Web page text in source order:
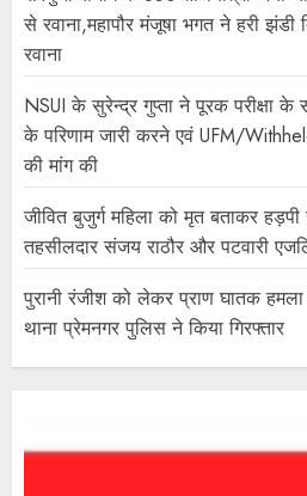
से रवाना,महापौर मंजूषा भगत ने हरी
रवाना
NSUI के सुरेन्द्र गुप्ता ने पूरक परीक्षा के
के परिणाम जारी करने एवं UFM/
की मांग की
जीवित बुजुर्ग महिला को मृत बताकर
तहसीलदार संजय राठौर और पटवारी
पुरानी रंजीश को लेकर प्राण घातक
थाना प्रेमनगर पुलिस ने किया गिरफ्तार